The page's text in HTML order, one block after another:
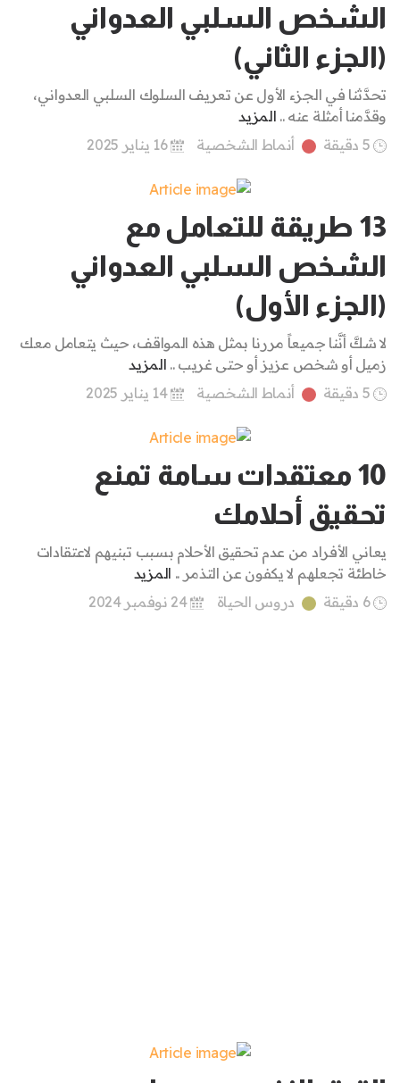
الشخص السلبي العدواني
(الجزء الثاني)
تحدَّثنا في الجزء الأول عن تعريف السلوك السلبي العدواني،
وقدَّمنا أمثلة عنه .. المزيد
5 دقيقة
أنماط الشخصية 16 يناير 2025
13 طريقة للتعامل مع
الشخص السلبي العدواني
(الجزء الأول)
لا شكَّ أنَّنا جميعاً مررنا بمثل هذه المواقف، حيث يتعامل معك
زميل أو شخص عزيز أو حتى غريب .. المزيد
5 دقيقة
أنماط الشخصية 14 يناير 2025
10 معتقدات سامة تمنع
تحقيق أحلامك
يعاني الأفراد من عدم تحقيق الأحلام بسبب تبنيهم لاعتقادات
خاطئة تجعلهم لا يكفون عن التذمر .. المزيد
6 دقيقة
دروس الحياة 24 نوفمبر 2024